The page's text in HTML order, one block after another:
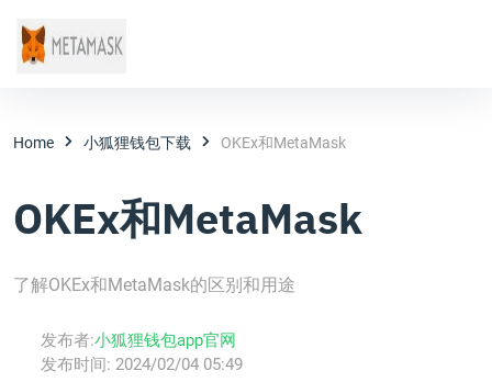
Home 小狐狸钱包下载 OKEx和MetaMask
OKEx和MetaMask
了解OKEx和MetaMask的区别和用途
发布者:小狐狸钱包app官网
发布时间: 2024/02/04 05:49